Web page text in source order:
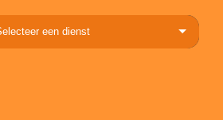
een dienst